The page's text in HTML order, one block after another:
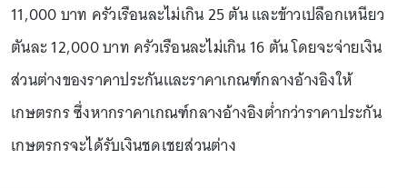
11,000 บาท ครัวเรือนละไม่เกิน 25 ตัน และข้าวเปลือกเหนียว
ตันละ 12,000 บาท ครัวเรือนละไม่เกิน 16 ตัน โดยจะจ่ายเงิน
ส่วนต่างของราคาประกันและราคาเกณฑ์กลางอ้างอิงให้
เกษตรกร ซึ่งหากราคาเกณฑ์กลางอ้างอิงต่ำกว่าราคาประกัน
เกษตรกรจะได้รับเงินชดเชยส่วนต่าง